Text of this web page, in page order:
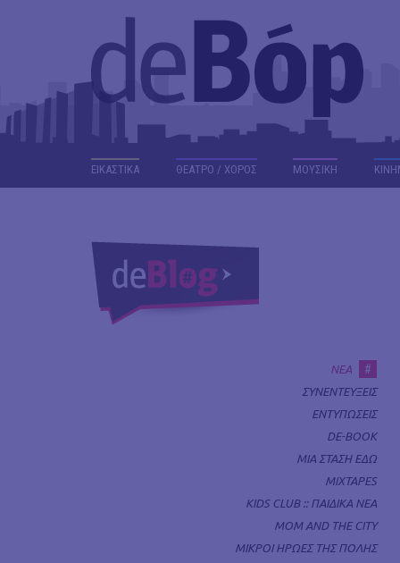
ΕΙΚΑΣΤΙΚΑ ΘΕΑΤΡΟ / ΧΟΡΟΣ ΜΟΥΣΙΚΗ
ΝΕΑ #
ΣΥΝΕΝΤΕΥΞΕΙΣ
ΕΝΤΥΠΩΣΕΙΣ
DE-BOOK
ΜΙΑ ΣΤΑΣΗ ΕΔΩ
MIXTAPES
KIDS CLUB :: ΠΑΙΔΙΚΑ ΝΕΑ
MOM AND THE CITY
ΜΙΚΡΟΙ ΗΡΩΕΣ ΤΗΣ ΠΟΛΗΣ